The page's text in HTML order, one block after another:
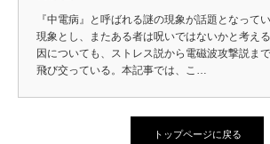
『中電病』と呼ばれる謎の現象が話題となって
現象とし、またある者は呪いではないかと考え
因についても、ストレス説から電磁波攻撃説ま
飛び交っている。本記事では、こ…
トップページに戻る